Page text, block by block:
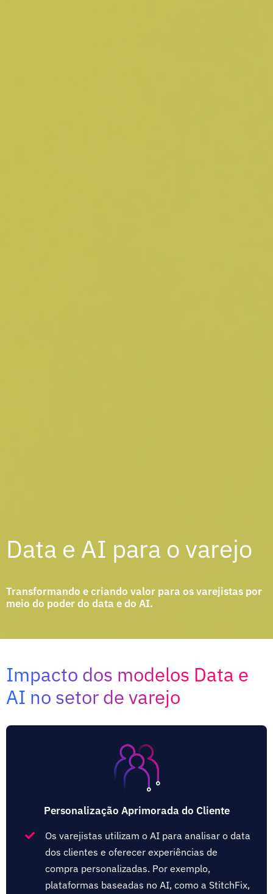
Data e AI para o varejo
Transformando e criando valor para os varejistas por
meio do poder do data e do AI.
Impacto dos modelos Data e
AI no setor de varejo
Personalização Aprimorada do Cliente
Os varejistas utilizam o AI para analisar o data
dos clientes e oferecer experiências de
compra personalizadas. Por exemplo,
plataformas baseadas no AI, como a StitchFix,